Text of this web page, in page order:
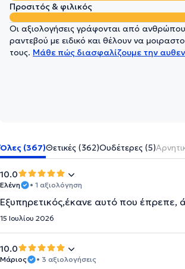
Προσιτός & φιλικός
Οι αξιολογήσεις γράφονται από
ραντεβού με ειδικό και θέλουν να
τους. Μάθε πώς διασφαλίζουμε την
Όλες (367)Θετικές (362)Ουδέτερες (5)
10.0
Ελένη • 1 αξιολόγηση
Εξυπηρετικός,έκανε αυτό που έπρεπε,
15 Ιουλίου 2026
10.0
Μάριος • 3 αξιολογήσεις